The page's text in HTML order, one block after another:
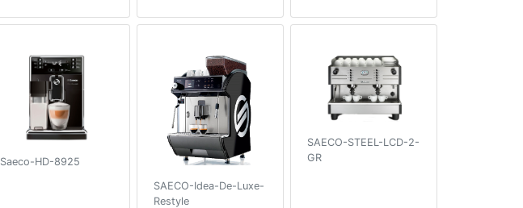
Saeco-HD-8925
SAECO-Idea-De-Luxe-
Restyle
SAECO-STEEL-LCD-2-
GR